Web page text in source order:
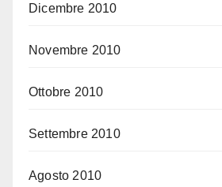
Dicembre 2010
Novembre 2010
Ottobre 2010
Settembre 2010
Agosto 2010